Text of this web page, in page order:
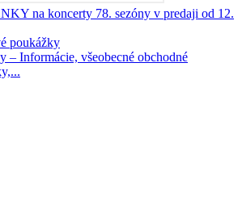
na koncerty 78. sezóny v predaji od 12.
poukážky
– Informácie, všeobecné obchodné